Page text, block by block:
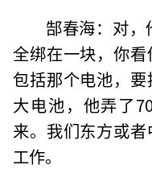
郜春海：对，
全绑在一块，你看
包括那个电池，
大电池，他弄了
来。我们东方或
工作。